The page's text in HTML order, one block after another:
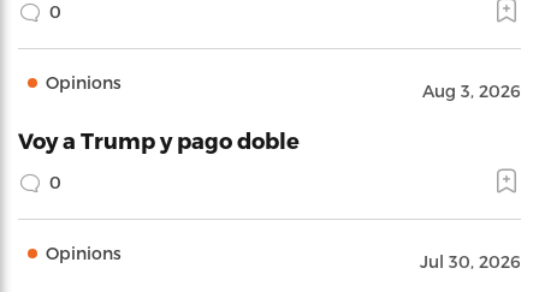
0
Opinions Aug 3, 2026
Voy a Trump y pago doble
0
Opinions Jul 30, 2026